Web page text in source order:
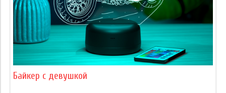
Байкер с девушкой